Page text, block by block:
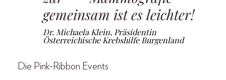
gemeinsam ist es leichter!
Dr. Michaela Klein, Präsidentin
Österreichische Krebshilfe Burgenland
Die Pink-Ribbon Events